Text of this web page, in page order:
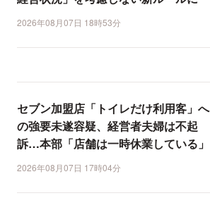
2026年08月07日 18時53分
セブン加盟店「トイレだけ利用客」へ
の強要未遂容疑、経営者夫婦は不起
訴…本部「店舗は一時休業している」
2026年08月07日 17時04分